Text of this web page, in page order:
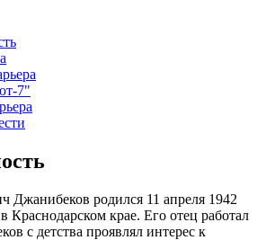
7"
Джанибеков родился 11 апреля 1942
Краснодарском крае. Его отец работал
с детства проявлял интерес к